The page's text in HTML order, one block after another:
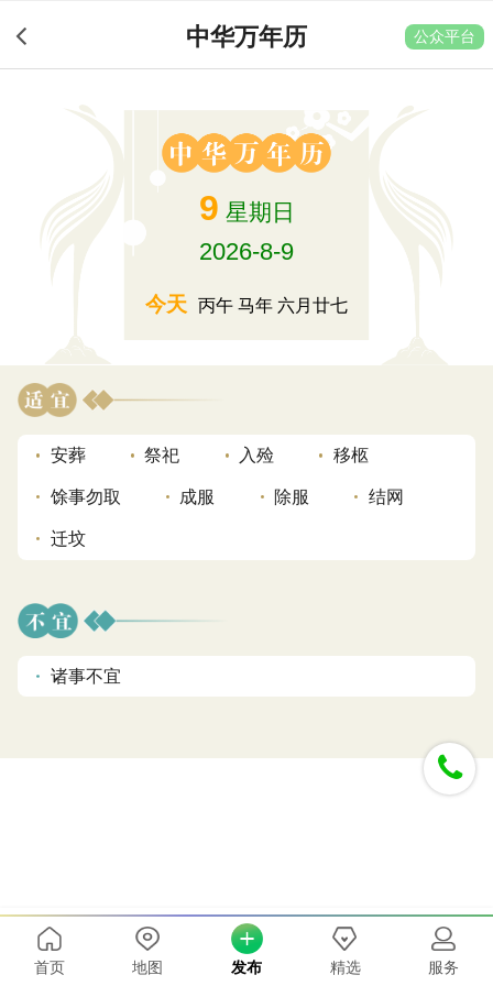
中华万年历 公众平台
9 星期日
2026-8-9
今天 丙午 马年 六月廿七
安葬 祭祀 入殓 移柩
馀事勿取 成服 除服 结网
迁坟
诸事不宜
风水运势
24小时客服 免费解答
首页 地图 发布 精选 服务